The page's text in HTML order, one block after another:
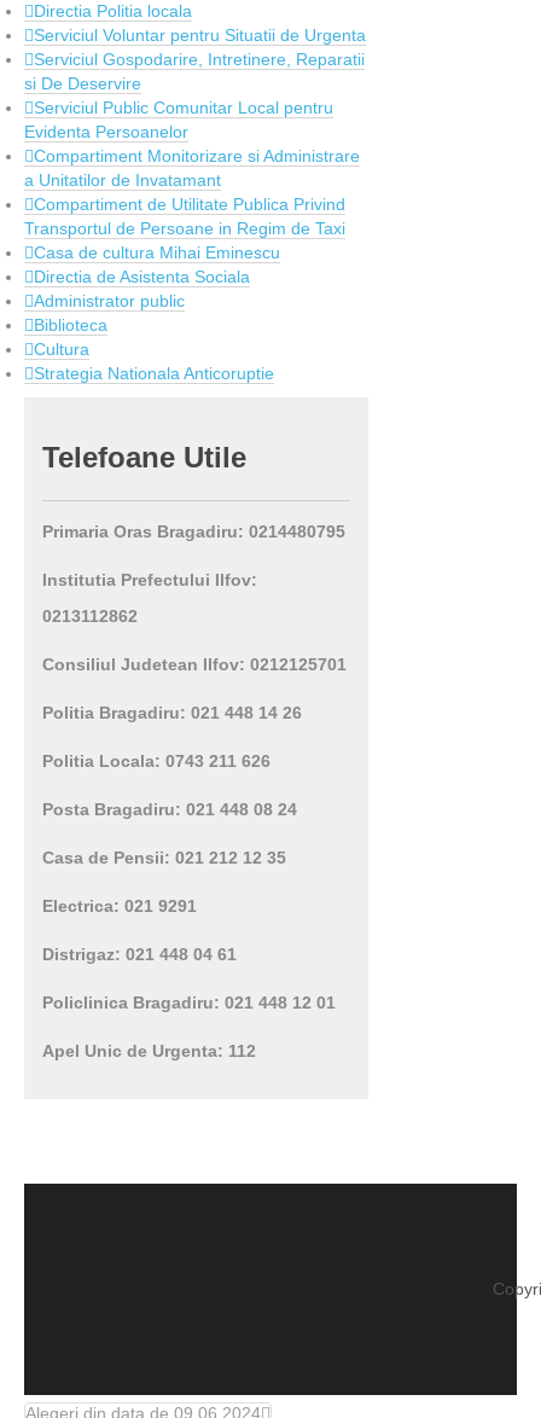
Directia Politia locala
Serviciul Voluntar pentru Situatii de Urgenta
Serviciul Gospodarire, Intretinere, Reparatii
si De Deservire
Serviciul Public Comunitar Local pentru
Evidenta Persoanelor
Compartiment Monitorizare si Administrare
a Unitatilor de Invatamant
Compartiment de Utilitate Publica Privind
Transportul de Persoane in Regim de Taxi
Casa de cultura Mihai Eminescu
Directia de Asistenta Sociala
Administrator public
Biblioteca
Cultura
Strategia Nationala Anticoruptie
Telefoane Utile
Primaria Oras Bragadiru: 0214480795
Institutia Prefectului Ilfov:
0213112862
Consiliul Judetean Ilfov: 0212125701
Politia Bragadiru: 021 448 14 26
Politia Locala: 0743 211 626
Posta Bragadiru: 021 448 08 24
Casa de Pensii: 021 212 12 35
Electrica: 021 9291
Distrigaz: 021 448 04 61
Policlinica Bragadiru: 021 448 12 01
Apel Unic de Urgenta: 112
Alegeri din data de 09.06.2024